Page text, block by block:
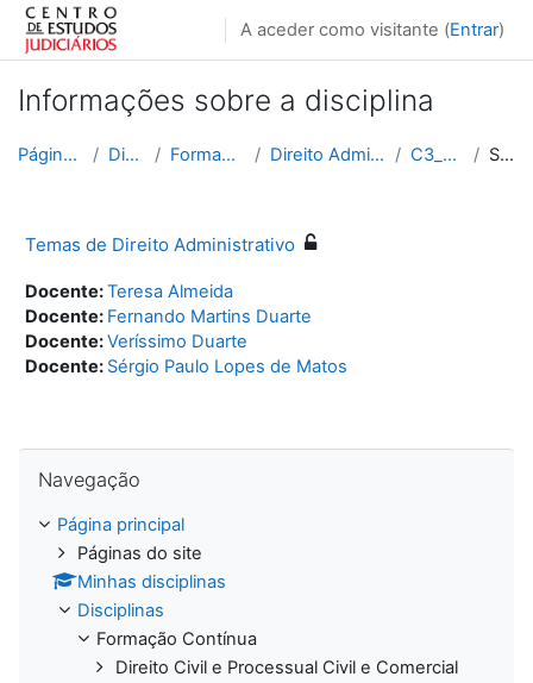
Ir para o conteúdo principal
A aceder como visitante (Entrar)
Informações sobre a disciplina
Página principal Disciplinas Formação Contínua Direito Administrativo e Fiscal C3_2017_2018 Sumário
Temas de Direito Administrativo
Docente:Teresa Almeida
Docente: Fernando Martins Duarte
Docente:Veríssimo Duarte
Docente: Sérgio Paulo Lopes de Matos
Navegação
Página principal
Páginas do site
Minhas disciplinas
Disciplinas
Formação Contínua
Direito Civil e Processual Civil e Comercial